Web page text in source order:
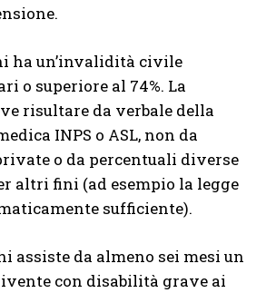
ha un’invalidità civile
o superiore al 74%. La
risultare da verbale della
INPS o ASL, non da
o da percentuali diverse
altri fini (ad esempio la legge
sufficiente).
assiste da almeno sei mesi un
con disabilità grave ai